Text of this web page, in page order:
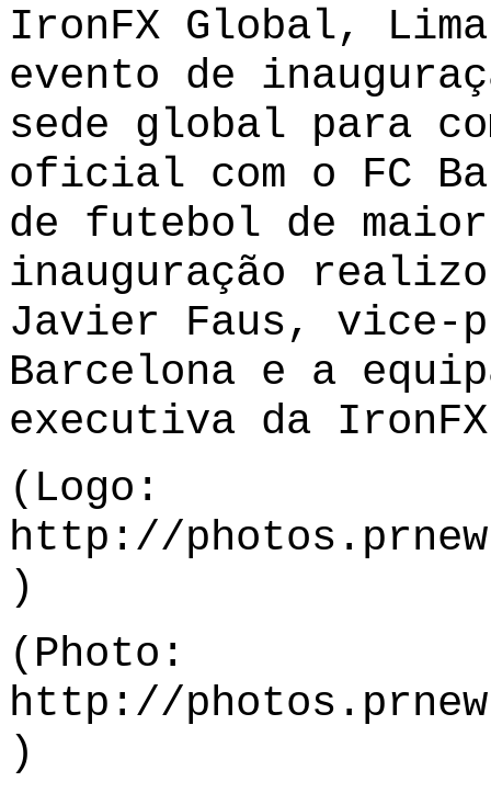
IronFX Global,
evento de
sede global para
oficial com o FC
de futebol de maior
inauguração
Javier Faus, vice-
Barcelona e a
executiva da
(Logo:
http://
)
(Photo:
http://
)